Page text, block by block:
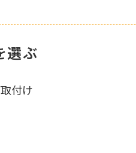
選ぶ
付け